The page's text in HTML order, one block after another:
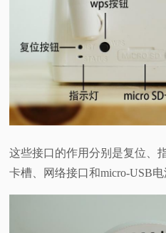
这些接口的作用分别是复位、
卡槽、网络接口和micro-USB电